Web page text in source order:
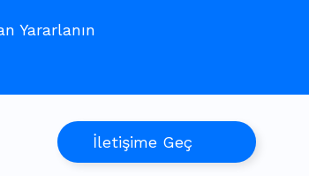
Yararlanın
İletişime Geç